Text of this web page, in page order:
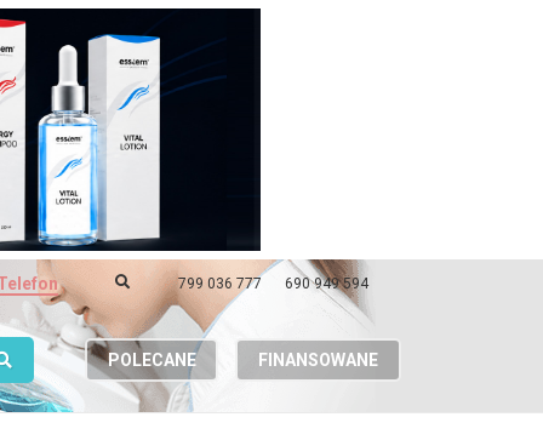
799 036 777 690 949 594
POLECANE FINANSOWANE